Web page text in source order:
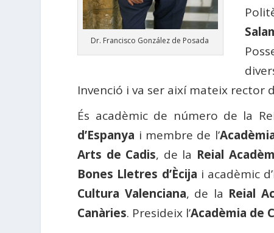
Dr. Francisco González de Posada
Invenció i va ser així mateix rector
És acadèmic de número de la
d’Espanya i membre de l’
Arts de Cadis, de la Reial
Bones Lletres d’Ècija i acadèmic
Cultura Valenciana, de la Reial
Canàries. Presideix l’Acadèmia de